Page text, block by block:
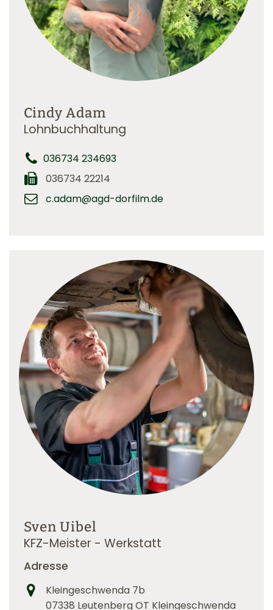
Cindy Adam
Lohnbuchhaltung
036734 234693
036734 22214
c.adam@agd-dorfilm.de
Sven Uibel
KFZ-Meister - Werkstatt
Adresse
Kleingeschwenda 7b
07338 Leutenberg OT Kleingeschwenda